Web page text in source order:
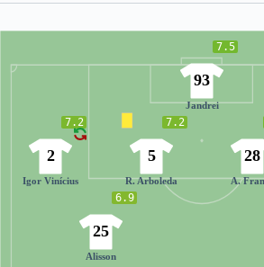
7.5
93
Jandrei
28
A.
7.2
5
R. Arboleda
7.2
2
Igor Vinícius
6.9
25
Alisson